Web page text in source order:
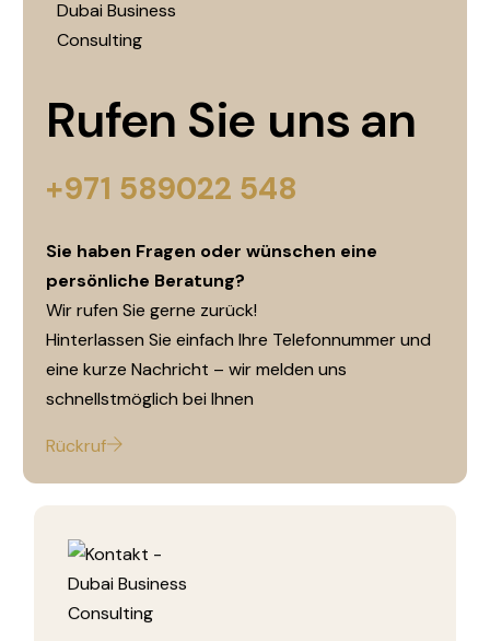
Rufen Sie uns an
+971 589022 548
Sie haben Fragen oder wünschen eine
persönliche Beratung?
Wir rufen Sie gerne zurück!
Hinterlassen Sie einfach Ihre Telefonnummer und
eine kurze Nachricht – wir melden uns
schnellstmöglich bei Ihnen
Rückruf